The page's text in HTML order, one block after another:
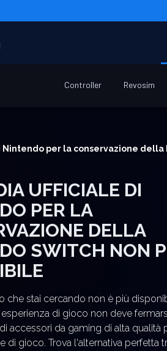
Controller Revosim
Nintendo per la conservazione della
PER LA
DELLA
SWITCH NON
che stai cercando non è più
di gioco non deve
accessori da gaming di alta qualità
di gioco. Trova l'alternativa perfetta